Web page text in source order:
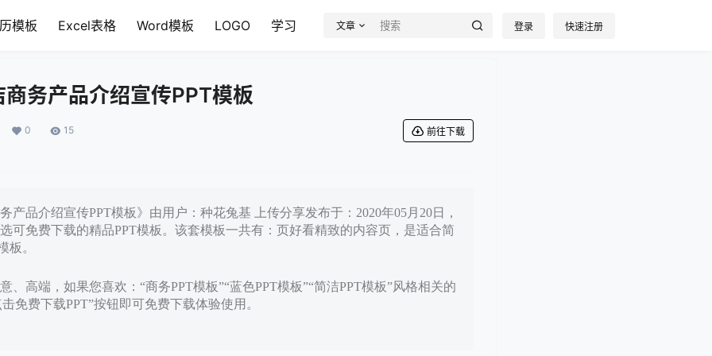
模板 Excel表格 Word模板 LOGO 学习 文章 登录 快速注册
务产品介绍宣传PPT模板
0 15 前往下载
产品介绍宣传PPT模板》由用户：种花兔基 上传分享发布于：2020年05月20日，
可免费下载的精品PPT模板。该套模板一共有：页好看精致的内容页，是适合简
板。
、高端，如果您喜欢：“商务PPT模板”“蓝色PPT模板”“简洁PPT模板”风格相关的
免费下载PPT”按钮即可免费下载体验使用。